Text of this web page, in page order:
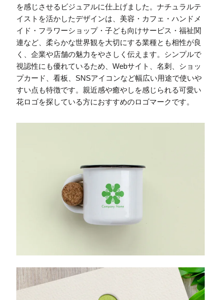
を感じさせるビジュアルに仕上げました。ナチュラルテ
イストを活かしたデザインは、美容・カフェ・ハンドメ
イド・フラワーショップ・子ども向けサービス・福祉関
連など、柔らかな世界観を大切にする業種とも相性が良
く、企業や店舗の魅力をやさしく伝えます。シンプルで
視認性にも優れているため、Webサイト、名刺、ショッ
プカード、看板、SNSアイコンなど幅広い用途で使いや
すい点も特徴です。親近感や癒やしを感じられる可愛い
花ロゴを探している方におすすめのロゴマークです。